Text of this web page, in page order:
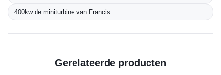
400kw de miniturbine van Francis
Gerelateerde producten